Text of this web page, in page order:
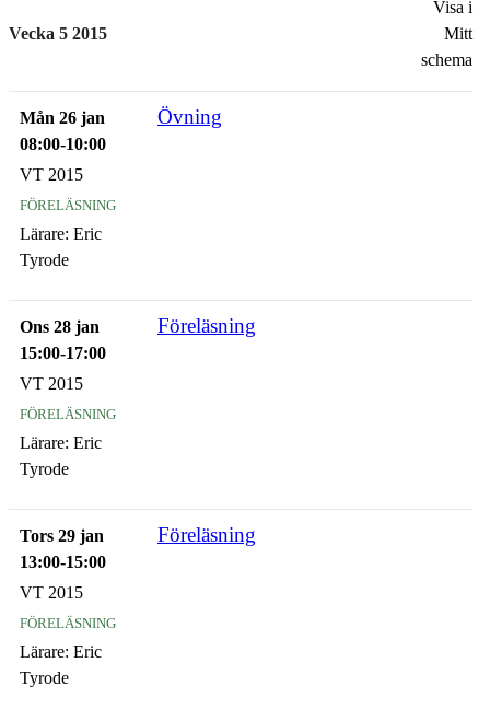
Vecka 5 2015
Visa i
Mitt
schema
Mån 26 jan
08:00-10:00
Övning
VT 2015
föreläsning
Lärare: Eric
Tyrode
Ons 28 jan
15:00-17:00
Föreläsning
VT 2015
föreläsning
Lärare: Eric
Tyrode
Tors 29 jan
13:00-15:00
Föreläsning
VT 2015
föreläsning
Lärare: Eric
Tyrode